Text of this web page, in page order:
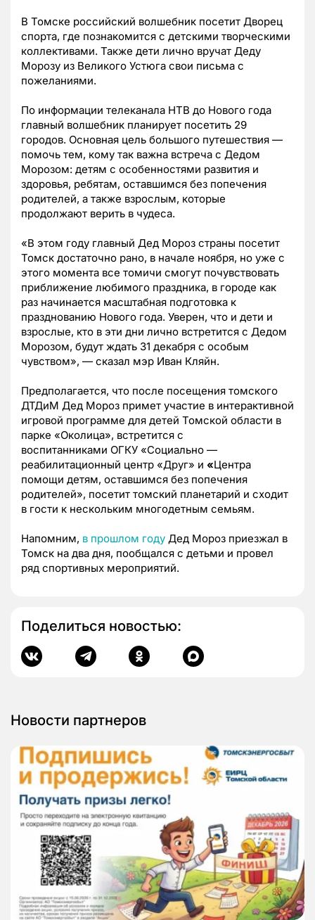
В Томске российский волшебник посетит Дворец
спорта, где познакомится с детскими творческими
коллективами. Также дети лично вручат Деду
Морозу из Великого Устюга свои письма с
пожеланиями.
По информации телеканала НТВ до Нового года
главный волшебник планирует посетить 29
городов. Основная цель большого путешествия —
помочь тем, кому так важна встреча с Дедом
Морозом: детям с особенностями развития и
здоровья, ребятам, оставшимся без попечения
родителей, а также взрослым, которые
продолжают верить в чудеса.
«В этом году главный Дед Мороз страны посетит
Томск достаточно рано, в начале ноября, но уже с
этого момента все томичи смогут почувствовать
приближение любимого праздника, в городе как
раз начинается масштабная подготовка к
празднованию Нового года. Уверен, что и дети и
взрослые, кто в эти дни лично встретится с Дедом
Морозом, будут ждать 31 декабря с особым
чувством», — сказал мэр Иван Кляйн.
Предполагается, что после посещения томского
ДТДиМ Дед Мороз примет участие в интерактивной
игровой программе для детей Томской области в
парке «Околица», встретится с
воспитанниками ОГКУ «Социально —
реабилитационный центр «Друг» и «Центра
помощи детям, оставшимся без попечения
родителей», посетит томский планетарий и сходит
в гости к нескольким многодетным семьям.
Напомним, в прошлом году Дед Мороз приезжал в
Томск на два дня, пообщался с детьми и провел
ряд спортивных мероприятий.
Поделиться новостью:
Новости партнеров